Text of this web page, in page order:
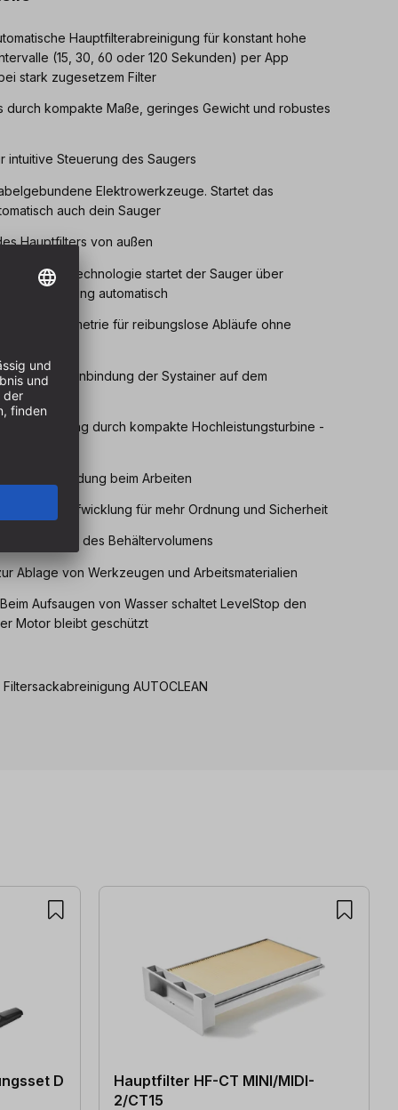
Hauptfilterabreinigung für konstant hohe
(15, 30, 60 oder 120 Sekunden) per App
stark zugesetzem Filter
durch kompakte Maße, geringes Gewicht und robustes
intuitive Steuerung des Saugers
Elektrowerkzeuge. Startet das
auch dein Sauger
Hauptfilters von außen
Technologie startet der Sauger über
automatisch
Geometrie für reibungslose Abläufe ohne
für leichte Anbindung der Systainer auf dem
Saugleistung durch kompakte Hochleistungsturbine -
Aufladung beim Arbeiten
Kabelaufwicklung für mehr Ordnung und Sicherheit
Ausnutzung des Behältervolumens
Ablage von Werkzeugen und Arbeitsmaterialien
Aufsaugen von Wasser schaltet LevelStop den
Motor bleibt geschützt
AUTOCLEAN
D
Hauptfilter HF-CT MINI/MIDI-
2/CT15